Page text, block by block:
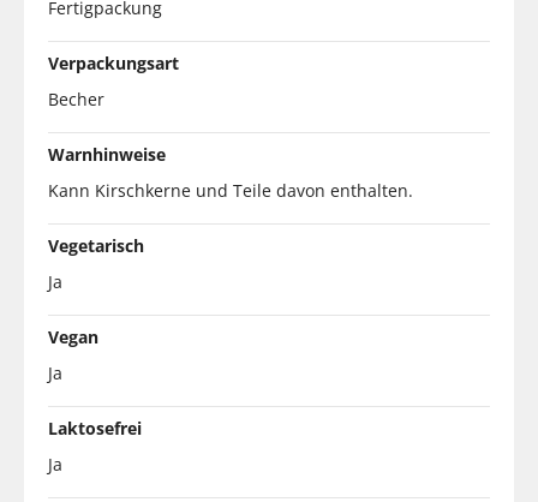
Fertigpackung
Verpackungsart
Becher
Warnhinweise
Kann Kirschkerne und Teile davon enthalten.
Vegetarisch
Ja
Vegan
Ja
Laktosefrei
Ja